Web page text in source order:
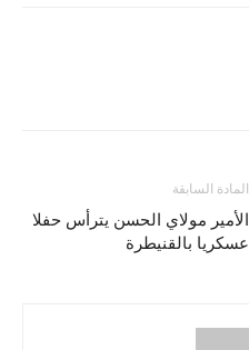
المادة السابقة
الأمير مولاي الحسن يترأس حفلا
عسكريا بالقنيطرة